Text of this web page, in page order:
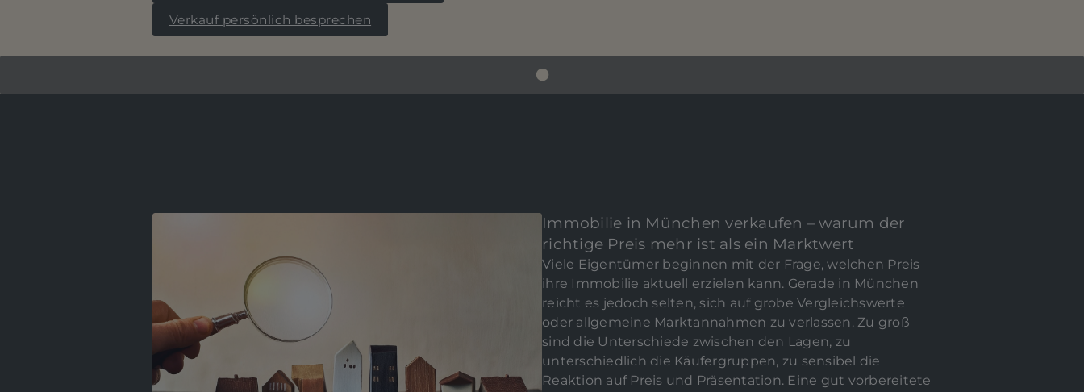
Verkauf persönlich besprechen
BEWERTEN SIE JETZT IHRE
IMMOBILIE
Externe Dienste / Social
Media
Immobilie in München verkaufen – warum der
richtige Preis mehr ist als ein Marktwert
Viele Eigentümer beginnen mit der Frage, welchen Preis
ihre Immobilie aktuell erzielen kann. Gerade in München
reicht es jedoch selten, sich auf grobe Vergleichswerte
oder allgemeine Marktannahmen zu verlassen. Zu groß
sind die Unterschiede zwischen den Lagen, zu
unterschiedlich die Käufergruppen, zu sensibel die
Reaktion auf Preis und Präsentation. Eine gut vorbereitete